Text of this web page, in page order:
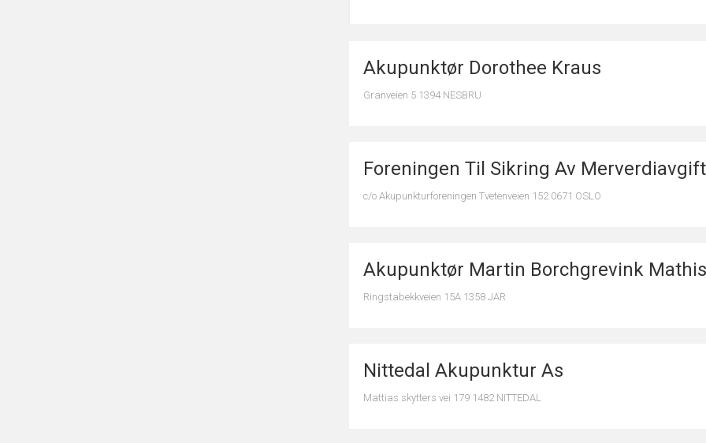
Akupunktør Dorothee Kraus
Granveien 5 1394 NESBRU
Foreningen Til Sikring Av
c/o Akupunkturforeningen Tvetenveien 152 0671 OSLO
Akupunktør Martin Borchgrevink
Ringstabekkveien 15A 1358 JAR
Nittedal Akupunktur As
Mattias skytters vei 179 1482 NITTEDAL